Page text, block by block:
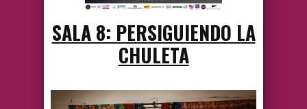
SALA 8: PERSIGUIENDO LA
CHULETA